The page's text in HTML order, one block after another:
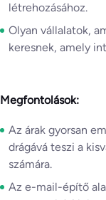
létrehozásához.
Olyan vállalatok,
keresnek, amely
Megfontolások:
Az árak gyorsan
drágává teszi a
számára.
Az e-mail-építő